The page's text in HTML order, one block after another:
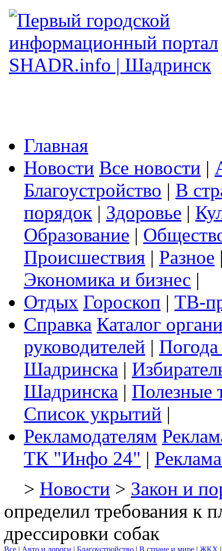
Главная
Новости Все новости |
Благоустройство | В
порядок | Здоровье |
Образование |
Происшествия | Разное
Экономика и бизнес |
Отдых Гороскоп | ТВ-
Справка Каталог
руководителей |
Шадринска |
Шадринска | Полезные
Список укрытий |
Рекламодателям
ТК "Инфо 24" |
> Новости > Закон и
определил требования к
дрессировки собак
Все | Авто и дороги | Благоустройство | В стране и мире | ЖКХ